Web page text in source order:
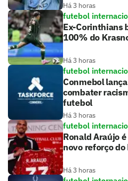
Há 3 horas
futebol
Ex-Corinthians
100% do
Há 3 horas
futebol
Conmebol
combater
futebol
Há 3 horas
futebol
Ronald Araújo
novo reforço
Há 3 horas